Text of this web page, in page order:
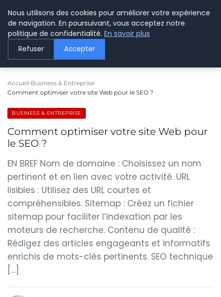
LE WEBMARKETING
Accueil Business & Entreprise
Comment optimiser votre site Web pour le SEO ?
BUSINESS & ENTREPRISE
Comment optimiser votre site Web pour
le SEO ?
EN BREF Nom de domaine : Choisissez un nom
pertinent et en lien avec votre activité. URL
lisibles : Utilisez des URL courtes et
compréhensibles. Sitemap : Créez un fichier
sitemap pour faciliter l’indexation par les
moteurs de recherche. Contenu de qualité :
Rédigez des articles engageants et informatifs
enrichis de mots-clés pertinents. SEO technique
[…]
Nous utilisons des cookies pour améliorer votre expérience
de navigation. En poursuivant, vous acceptez notre
politique de confidentialité. En savoir plus
Refuser Accepter